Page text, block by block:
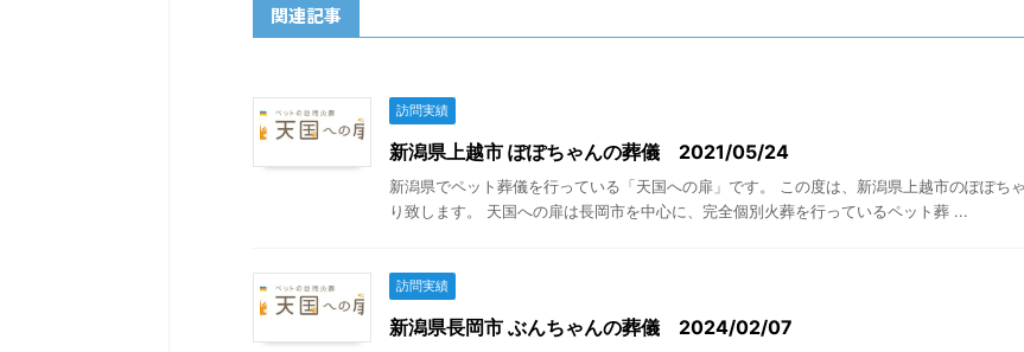
関連記事
訪問実績
新潟県上越市 ぽぽちゃんの葬儀 2021/05/24
新潟県でペット葬儀を行っている「天国への扉」です。 この度は、新潟県上越市のぽぽち
り致します。 天国への扉は長岡市を中心に、完全個別火葬を行っているペット葬 ...
訪問実績
新潟県長岡市 ぶんちゃんの葬儀 2024/02/07